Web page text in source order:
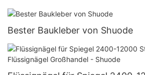
sms
Bester Baukleber von Shuode